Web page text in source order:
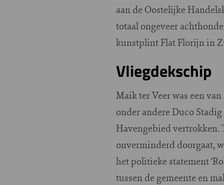
aan de Oostelijke
totaal ongeveer
kunstplint Flat Florijn in
Vliegdekschip
Maik ter Veer was een
onder andere Duco
Havengebied vertrokken.
onverminderd doorgaat,
het politieke statement
tussen de gemeente en